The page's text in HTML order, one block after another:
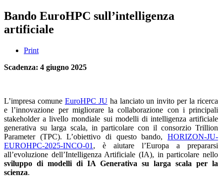
Bando EuroHPC sull’intelligenza
artificiale
Print
Scadenza: 4 giugno 2025
L’impresa comune EuroHPC JUha lanciato un invito per la ricerca
e l’innovazione per migliorare la collaborazione con i principali
stakeholder a livello mondiale sui modelli di intelligenza artificiale
generativa su larga scala, in particolare con il consorzio Trillion
Parameter (TPC). L’obiettivo di questo bando, HORIZON-JU-
EUROHPC-2025-INCO-01 , è aiutare l’Europa a prepararsi
all’evoluzione dell’Intelligenza Artificiale (IA), in particolare nello
sviluppo di modelli di IA Generativa su larga scala per la
scienza.